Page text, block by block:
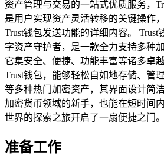
资产管理与交易的一站式优质服务，
是用户实现资产灵活转移的关键操作
Trust钱包发送功能的详细内容。 Trust
字资产守护者，是一款全力支持多种
它集安全、便捷、功能丰富等诸多卓
Trust钱包，能够轻松自如地存储、管
等多种热门加密资产，其界面设计简
加密货币领域的新手，也能在短时间
世界的探索之旅开启了一扇便捷之门。
准备工作